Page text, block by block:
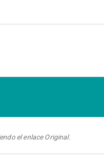
el enlace Original.